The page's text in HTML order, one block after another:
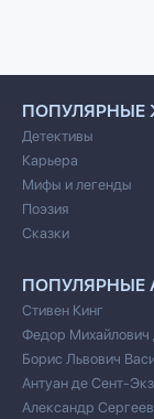
ПОПУЛЯРНЫЕ
Детективы
Карьера
Мифы и легенды
Поэзия
Сказки
ПОПУЛЯРНЫЕ
Стивен Кинг
Федор Михайлович
Борис Львович
Антуан де Сент-
Александр